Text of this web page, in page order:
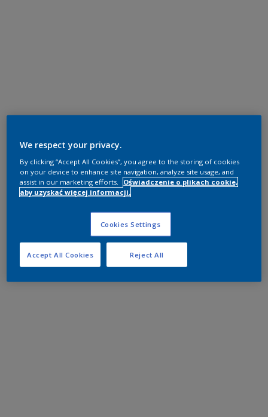
We respect your privacy.
By clicking “Accept All Cookies”, you agree to the storing of cookies
on your device to enhance site navigation, analyze site usage, and
assist in our marketing efforts.
Oświadczenie o plikach cookie,
aby uzyskać więcej informacji.
Cookies Settings
Reject All
Accept All Cookies